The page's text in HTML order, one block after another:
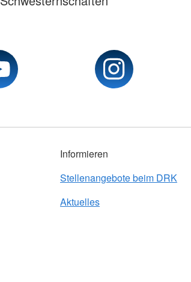
Informieren
Stellenangebote beim DRK
Aktuelles